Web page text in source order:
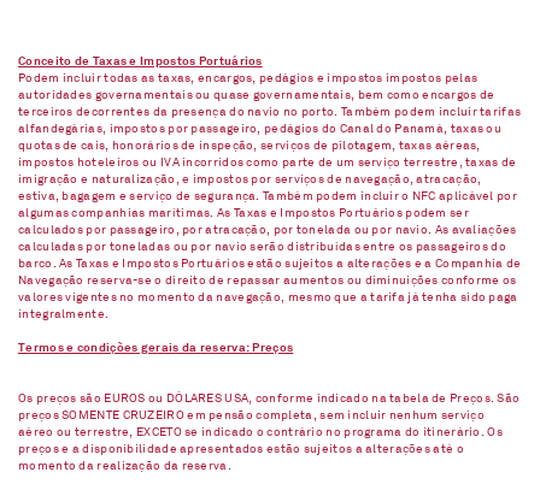
Conceito de Taxas e Impostos Portuários
Podem incluir todas as taxas, encargos, pedágios e impostos impostos pelas
autoridades governamentais ou quase governamentais, bem como encargos de
terceiros decorrentes da presença do navio no porto. Também podem incluir tarifas
alfandegárias, impostos por passageiro, pedágios do Canal do Panamá, taxas ou
quotas de cais, honorários de inspeção, serviços de pilotagem, taxas aéreas,
impostos hoteleiros ou IVA incorridos como parte de um serviço terrestre, taxas de
imigração e naturalização, e impostos por serviços de navegação, atracação,
estiva, bagagem e serviço de segurança. Também podem incluir o NFC aplicável por
algumas companhias marítimas. As Taxas e Impostos Portuários podem ser
calculados por passageiro, por atracação, por tonelada ou por navio. As avaliações
calculadas por toneladas ou por navio serão distribuídas entre os passageiros do
barco. As Taxas e Impostos Portuários estão sujeitos a alterações e a Companhia de
Navegação reserva-se o direito de repassar aumentos ou diminuições conforme os
valores vigentes no momento da navegação, mesmo que a tarifa já tenha sido paga
integralmente.
Termos e condições gerais da reserva: Preços
Os preços são EUROS ou DÓLARES USA, conforme indicado na tabela de Preços. São
preços SOMENTE CRUZEIRO em pensão completa, sem incluir nenhum serviço
aéreo ou terrestre, EXCETO se indicado o contrário no programa do itinerário. Os
preços e a disponibilidade apresentados estão sujeitos a alterações até o
momento da realização da reserva.